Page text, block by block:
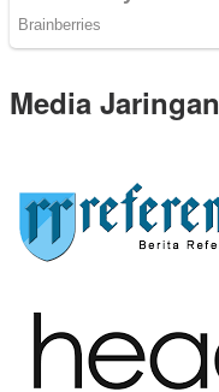
Media Jaringan